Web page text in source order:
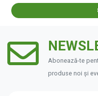
Abonează-te
produse noi și